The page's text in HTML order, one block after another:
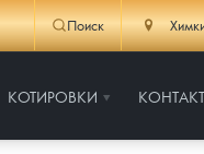
Поиск
КОТИРОВКИ